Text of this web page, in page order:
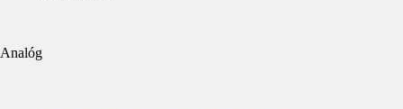
Analóg